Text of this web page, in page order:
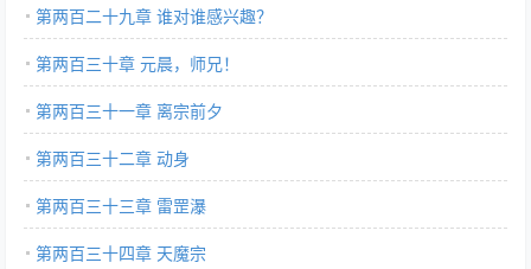
第两百二十九章 谁对谁感兴趣？
第两百三十章 元晨，师兄！
第两百三十一章 离宗前夕
第两百三十二章 动身
第两百三十三章 雷罡瀑
第两百三十四章 天魔宗